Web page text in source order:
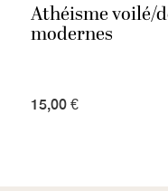
Athéisme voilé/
modernes
15,00 €